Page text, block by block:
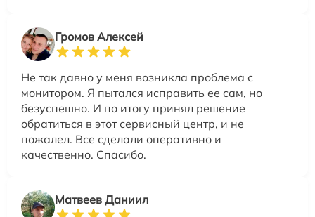
Громов Алексей
Не так давно у меня возникла проблема с
монитором. Я пытался исправить ее сам, но
безуспешно. И по итогу принял решение
обратиться в этот сервисный центр, и не
пожалел. Все сделали оперативно и
качественно. Спасибо.
Матвеев Даниил